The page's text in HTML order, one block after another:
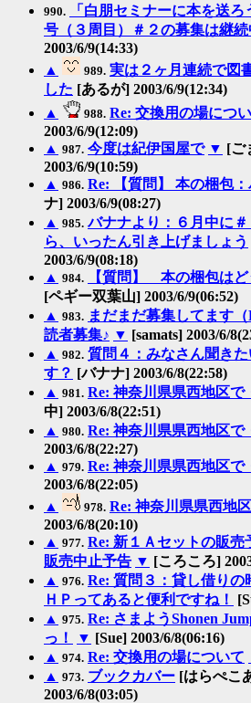
990.
「白朋セミナーに本を送
号（３周目）＃２の募集は継
2003/6/9(14:33)
▲
989. 実は２ヶ月連続で図
した [あるが] 2003/6/9(12:34)
▲
988. Re: 交換用の場につ
2003/6/9(12:09)
▲ 987. 今度は紀伊国屋で ▼ [ご
2003/6/9(10:59)
▲ 986. Re: 【質問】 本の梱包
ナ] 2003/6/9(08:27)
▲ 985. バナナより：６月中に
ら、いったん引き上げましょう
2003/6/9(08:18)
▲ 984. 【質問】 本の梱包はど
[ペギー双葉山] 2003/6/9(06:52)
▲ 983. まだまだ募集してます
読者募集♪ ▼ [samats] 2003/6/
▲ 982. 質問４：みなさん聞き
す？ [バナナ] 2003/6/8(22:58)
▲ 981. Re: 神奈川県県西地区で
中] 2003/6/8(22:51)
▲ 980. Re: 神奈川県県西地区で
2003/6/8(22:27)
▲ 979. Re: 神奈川県県西地区で
2003/6/8(22:05)
▲
978. Re: 神奈川県県西地
2003/6/8(20:10)
▲ 977. Re: 新１Ａセットの販
販売中止予告 ▼ [ころころ]
▲ 976. Re: 質問３：貸し借りの
ＨＰってあると便利ですね！
▲ 975. Re: さまようShonen
っ！
▼ [Sue] 2003/6/8(06:16)
▲ 974. Re: 交換用の場について
▲ 973. ブックカバー [はらぺこ
2003/6/8(03:05)